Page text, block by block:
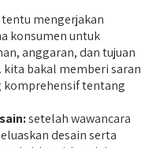
tentu mengerjakan
konsumen untuk
anggaran, dan tujuan
bakal memberi saran
komprehensif tentang
setelah wawancara
desain serta